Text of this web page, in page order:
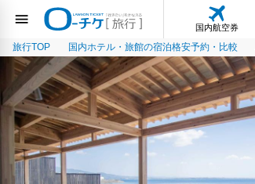
国内航空券
旅行TOP 国内ホテル・旅館の宿泊格安予約・比較